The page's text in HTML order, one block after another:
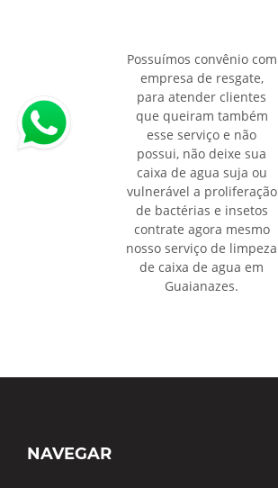
Possuímos convênio com
empresa de resgate,
para atender clientes
que queiram também
esse serviço e não
possui, não deixe sua
caixa de agua suja ou
vulnerável a proliferação
de bactérias e insetos
contrate agora mesmo
nosso serviço de limpeza
de caixa de agua em
Guaianazes.
NAVEGAR